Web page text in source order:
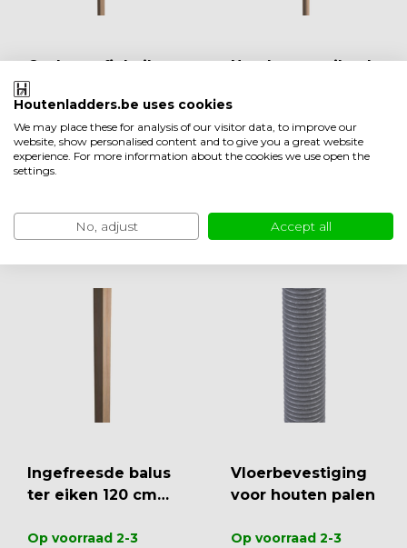
Onderprofiel eiken
hout 200 cm / 300
cm (LB1)
Op voorraad 2-3
werkdagen
EUR 66,50
Bekijken
Handgreep eikenh
m (MC1)
Op voorraad 2-3
werkdagen
Bekijken
Ingefreesde balus
ter eiken 120 cm
Op voorraad 2-3
Vloerbevestiging
voor houten palen
Op voorraad 2-3
Houtenladders.be uses cookies
We may place these for analysis of our visitor data, to improve our
website, show personalised content and to give you a great website
experience. For more information about the cookies we use open the
settings.
No, adjust Accept all